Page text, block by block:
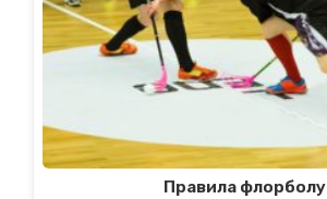
Правила флорболу